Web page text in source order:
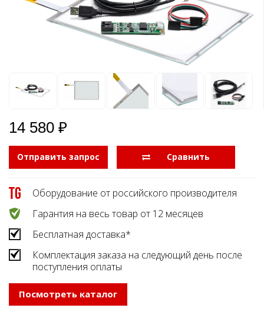
диагональю до 55
дюймов
Промышленные
Промышленные
мониторы для
Боковые
14 580 ₽
Отправить запрос
  Сравнить
Оборудование от российского производителя
Гарантия на весь товар от 12 месяцев
Бесплатная доставка*
Комплектация заказа на следующий день после
поступления оплаты
Посмотреть каталог